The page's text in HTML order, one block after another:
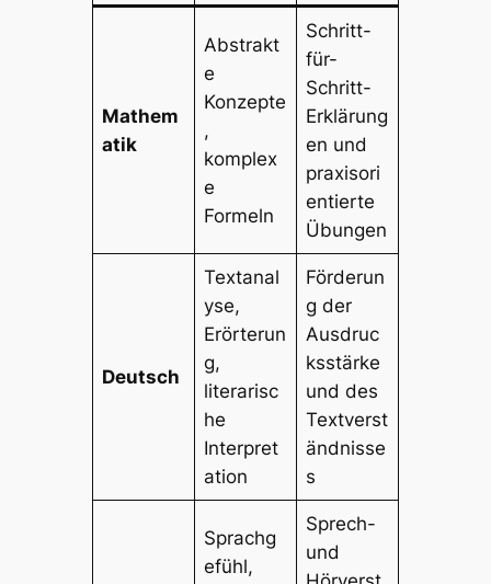
Mathem
atik
Abstrakt
e
Konzepte
,
komplex
e
Formeln
Schritt-
für-
Schritt-
Erklärung
en und
praxisori
entierte
Übungen
Deutsch
Textanal
yse,
Erörterun
g,
literarisc
he
Interpret
ation
Förderun
g der
Ausdruc
ksstärke
und des
Textverst
ändnisse
s
Sprachg
efühl,
Sprech-
und